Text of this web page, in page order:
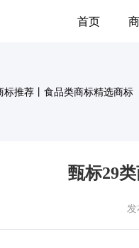
首页
标推荐丨食品类商标精选商标
甄标29
发